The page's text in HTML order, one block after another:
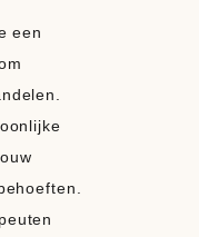
een